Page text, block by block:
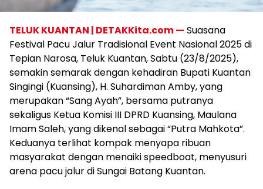
TELUK KUANTAN | DETAKKita.com — Suasana
Festival Pacu Jalur Tradisional Event Nasional 2025 di
Tepian Narosa, Teluk Kuantan, Sabtu (23/8/2025),
semakin semarak dengan kehadiran Bupati Kuantan
Singingi (Kuansing), H. Suhardiman Amby, yang
merupakan “Sang Ayah”, bersama putranya
sekaligus Ketua Komisi III DPRD Kuansing, Maulana
Imam Saleh, yang dikenal sebagai “Putra Mahkota”.
Keduanya terlihat kompak menyapa ribuan
masyarakat dengan menaiki speedboat, menyusuri
arena pacu jalur di Sungai Batang Kuantan.